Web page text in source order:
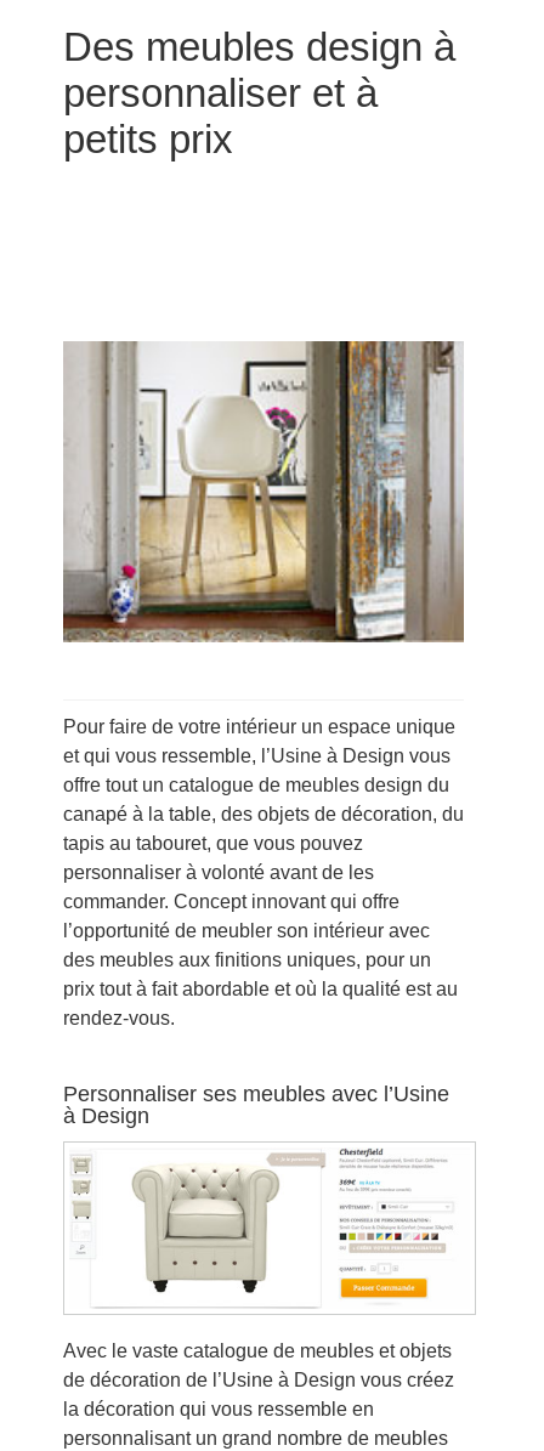
Des meubles design à
personnaliser et à
petits prix
Pour faire de votre intérieur un espace unique
et qui vous ressemble, l’Usine à Design vous
offre tout un catalogue de meubles design du
canapé à la table, des objets de décoration, du
tapis au tabouret, que vous pouvez
personnaliser à volonté avant de les
commander. Concept innovant qui offre
l’opportunité de meubler son intérieur avec
des meubles aux finitions uniques, pour un
prix tout à fait abordable et où la qualité est au
rendez-vous.
Personnaliser ses meubles avec l’Usine
à Design
Avec le vaste catalogue de meubles et objets
de décoration de l’Usine à Design vous créez
la décoration qui vous ressemble en
personnalisant un grand nombre de meubles